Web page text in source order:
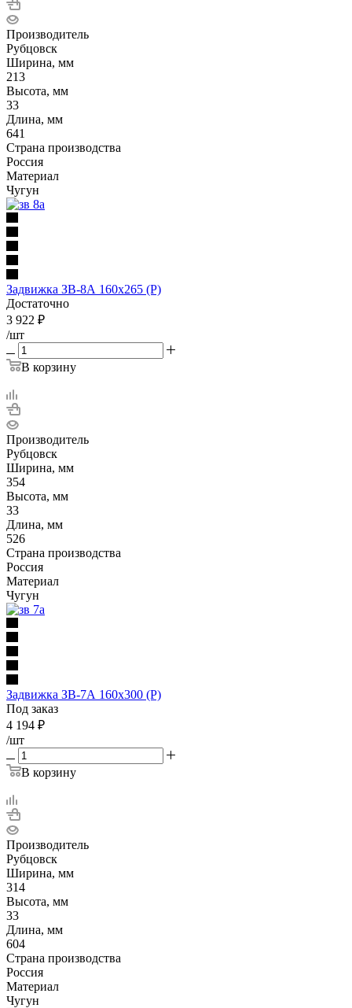
Производитель
Рубцовск
Ширина, мм
213
Высота, мм
33
Длина, мм
641
Страна производства
Россия
Материал
Чугун
Задвижка ЗВ-8А 160х265 (Р)
Достаточно
3 922 ₽
/шт
В корзину
Производитель
Рубцовск
Ширина, мм
354
Высота, мм
33
Длина, мм
526
Страна производства
Россия
Материал
Чугун
Задвижка ЗВ-7А 160х300 (Р)
Под заказ
4 194 ₽
/шт
В корзину
Производитель
Рубцовск
Ширина, мм
314
Высота, мм
33
Длина, мм
604
Страна производства
Россия
Материал
Чугун